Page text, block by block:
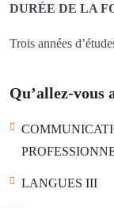
DURÉE DE LA
Trois années
Qu’allez-vous
LANGUES III